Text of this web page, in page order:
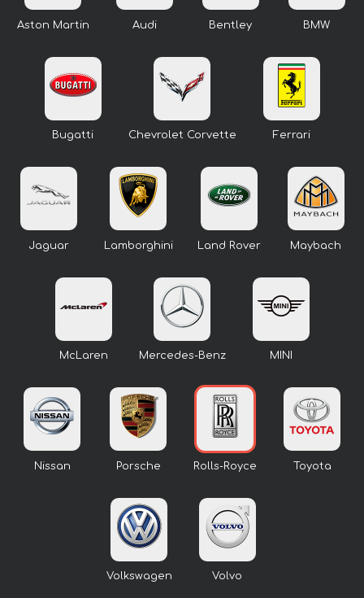
Aston Martin Audi Bentley BMW
Bugatti Chevrolet Corvette Ferrari
Jaguar Lamborghini Land Rover Maybach
McLaren Mercedes-Benz MINI
Nissan Porsche Rolls-Royce Toyota
Volkswagen Volvo